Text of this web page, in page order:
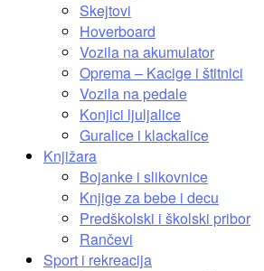
Skejtovi
Hoverboard
Vozila na akumulator
Oprema – Kacige i štitnici
Vozila na pedale
Konjici ljuljalice
Guralice i klackalice
Knjižara
Bojanke i slikovnice
Knjige za bebe i decu
Predškolski i školski pribor
Rančevi
Sport i rekreacija